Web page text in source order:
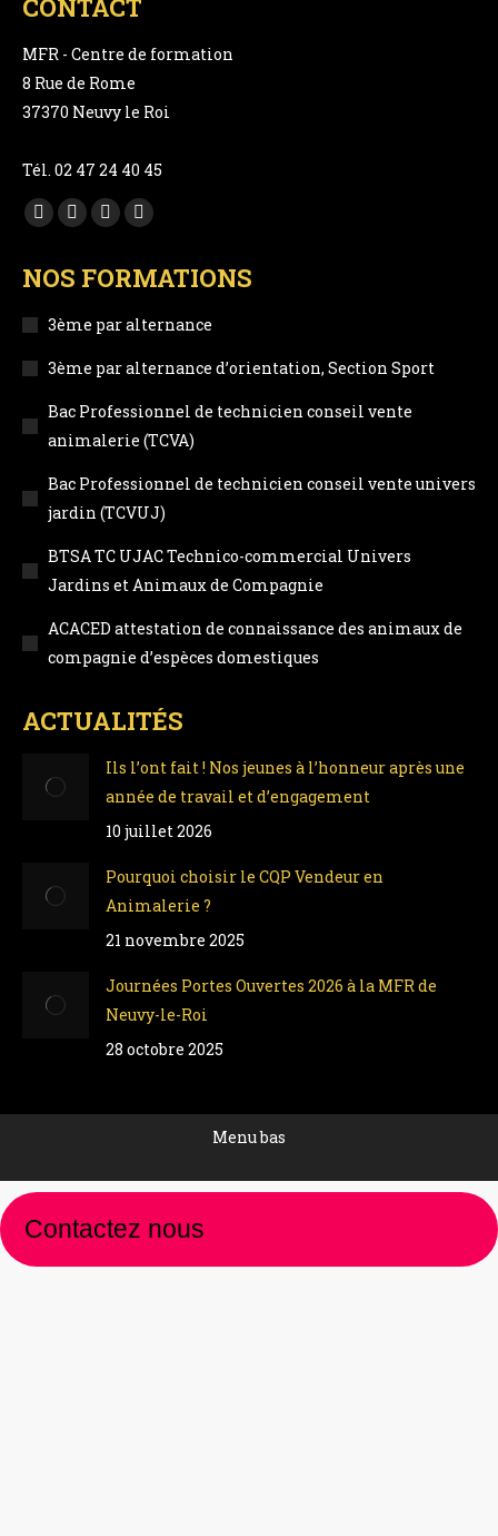
CONTACT
MFR - Centre de formation
8 Rue de Rome
37370 Neuvy le Roi
Tél. 02 47 24 40 45
Trouvez nous sur :
Facebook
opens
window
YouTube
opens
new
window
LinkedIn
opens
window
Instagram
opens
window
NOS FORMATIONS
3ème par alternance
3ème par alternance d’orientation, Section Sport
Bac Professionnel de technicien conseil vente
animalerie (TCVA)
Bac Professionnel de technicien conseil vente univers
jardin (TCVUJ)
BTSA TC UJAC Technico-commercial Univers
Jardins et Animaux de Compagnie
ACACED attestation de connaissance des animaux de
compagnie d’espèces domestiques
ACTUALITÉS
Ils l’ont fait ! Nos jeunes à l’honneur après une
année de travail et d’engagement
10 juillet 2026
Pourquoi choisir le CQP Vendeur en
Animalerie ?
21 novembre 2025
Journées Portes Ouvertes 2026 à la MFR de
Neuvy-le-Roi
28 octobre 2025
Menu bas
Contactez nous